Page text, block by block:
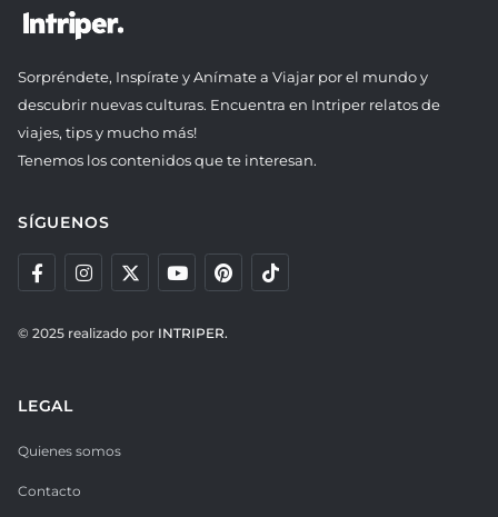
Sorpréndete, Inspírate y Anímate a Viajar por el mundo y
descubrir nuevas culturas. Encuentra en Intriper relatos de
viajes, tips y mucho más!
Tenemos los contenidos que te interesan.
SÍGUENOS
© 2025 realizado por INTRIPER.
LEGAL
Quienes somos
Contacto